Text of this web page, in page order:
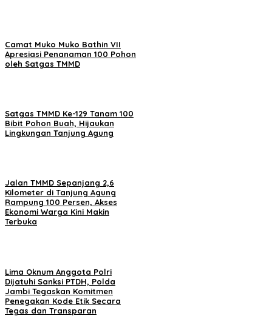
Camat Muko Muko Bathin VII
Apresiasi Penanaman 100 Pohon
oleh Satgas TMMD
Satgas TMMD Ke-129 Tanam 100
Bibit Pohon Buah, Hijaukan
Lingkungan Tanjung Agung
Jalan TMMD Sepanjang 2,6
Kilometer di Tanjung Agung
Rampung 100 Persen, Akses
Ekonomi Warga Kini Makin
Terbuka
Lima Oknum Anggota Polri
Dijatuhi Sanksi PTDH, Polda
Jambi Tegaskan Komitmen
Penegakan Kode Etik Secara
Tegas dan Transparan